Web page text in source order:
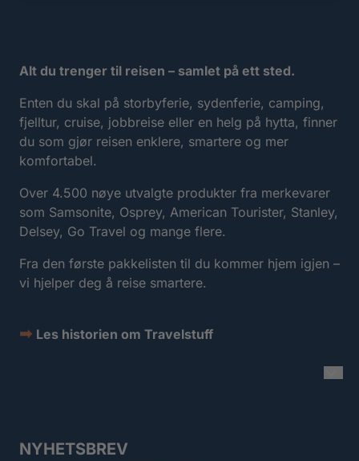
Alt du trenger til reisen – samlet på ett sted.
Enten du skal på storbyferie, sydenferie, camping,
fjelltur, cruise, jobbreise eller en helg på hytta, finner
du som gjør reisen enklere, smartere og mer
komfortabel.
Over 4.500 nøye utvalgte produkter fra merkevarer
som Samsonite, Osprey, American Tourister, Stanley,
Delsey, Go Travel og mange flere.
Fra den første pakkelisten til du kommer hjem igjen –
vi hjelper deg å reise smartere.
➡ Les historien om Travelstuff
NYHETSBREV